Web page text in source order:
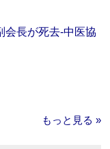
会長が死去‐中医協
もっと見る »